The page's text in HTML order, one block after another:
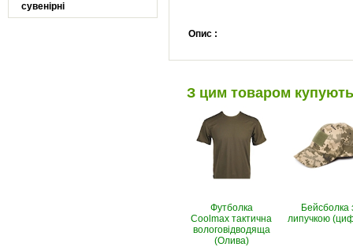
сувенірні
Опис :
З цим товаром купують
Футболка
Coolmax тактична
вологовiдводяща
(Олива)
Бейсболка
липучкою